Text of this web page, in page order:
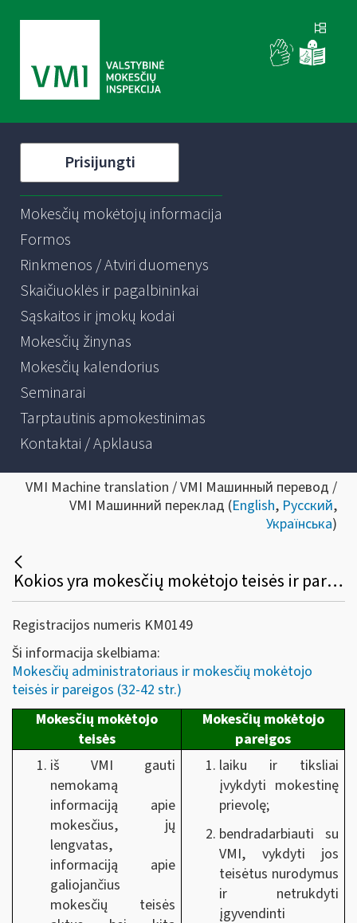
Prisijungti
Mokesčių mokėtojų informacija
Formos
Rinkmenos / Atviri duomenys
Skaičiuoklės ir pagalbininkai
Sąskaitos ir įmokų kodai
Mokesčių žinynas
Mokesčių kalendorius
Seminarai
Tarptautinis apmokestinimas
Kontaktai / Apklausa
VMI Machine translation / VMI Машинный перевод /
VMI Машинний переклад (English, Русский,
Українська)
Kokios yra mokesčių mokėtojo teisės ir pareigos?
Registracijos numeris KM0149
Ši informacija skelbiama:
Mokesčių administratoriaus ir mokesčių mokėtojo
teisės ir pareigos (32-42 str.)
Mokesčių mokėtojo
teisės
Mokesčių mokėtojo
pareigos
iš VMI gauti
nemokamą
informaciją apie
mokesčius, jų
lengvatas,
informaciją apie
galiojančius
mokesčių teisės
laiku ir tiksliai
įvykdyti mokestinę
prievolę;
bendradarbiauti su
VMI, vykdyti jos
teisėtus nurodymus
ir netrukdyti
įgyvendinti